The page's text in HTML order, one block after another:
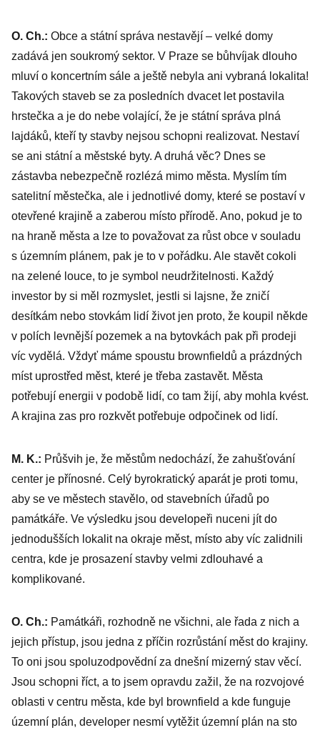
O. Ch.: Obce a státní správa nestavějí – velké domy
zadává jen soukromý sektor. V Praze se bůhvíjak dlouho
mluví o koncertním sále a ještě nebyla ani vybraná lokalita!
Takových staveb se za posledních dvacet let postavila
hrstečka a je do nebe volající, že je státní správa plná
lajdáků, kteří ty stavby nejsou schopni realizovat. Nestaví
se ani státní a městské byty. A druhá věc? Dnes se
zástavba nebezpečně rozlézá mimo města. Myslím tím
satelitní městečka, ale i jednotlivé domy, které se postaví v
otevřené krajině a zaberou místo přírodě. Ano, pokud je to
na hraně města a lze to považovat za růst obce v souladu
s územním plánem, pak je to v pořádku. Ale stavět cokoli
na zelené louce, to je symbol neudržitelnosti. Každý
investor by si měl rozmyslet, jestli si lajsne, že zničí
desítkám nebo stovkám lidí život jen proto, že koupil někde
v polích levnější pozemek a na bytovkách pak při prodeji
víc vydělá. Vždyť máme spoustu brownfieldů a prázdných
míst uprostřed měst, které je třeba zastavět. Města
potřebují energii v podobě lidí, co tam žijí, aby mohla kvést.
A krajina zas pro rozkvět potřebuje odpočinek od lidí.
M. K.: Průšvih je, že městům nedochází, že zahušťování
center je přínosné. Celý byrokratický aparát je proti tomu,
aby se ve městech stavělo, od stavebních úřadů po
památkáře. Ve výsledku jsou developeři nuceni jít do
jednodušších lokalit na okraje měst, místo aby víc zalidnili
centra, kde je prosazení stavby velmi zdlouhavé a
komplikované.
O. Ch.: Památkáři, rozhodně ne všichni, ale řada z nich a
jejich přístup, jsou jedna z příčin rozrůstání měst do krajiny.
To oni jsou spoluzodpovědní za dnešní mizerný stav věcí.
Jsou schopni říct, a to jsem opravdu zažil, že na rozvojové
oblasti v centru města, kde byl brownfield a kde funguje
územní plán, developer nesmí vytěžit územní plán na sto